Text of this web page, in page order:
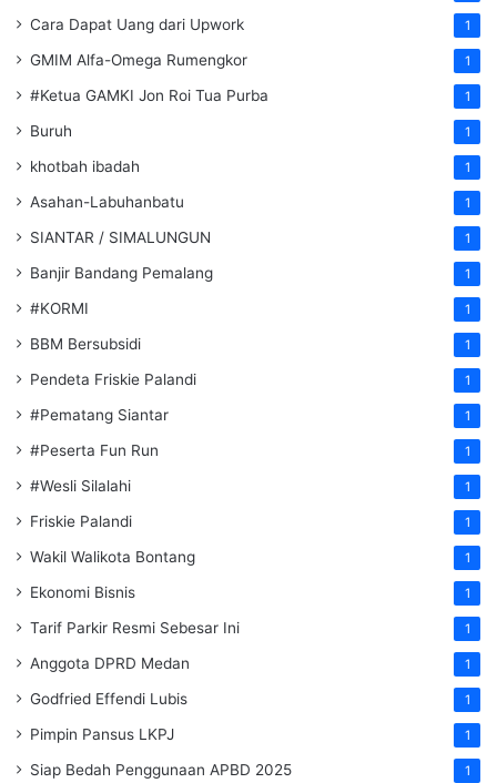
Cara Dapat Uang dari Upwork 1
GMIM Alfa-Omega Rumengkor 1
#Ketua GAMKI Jon Roi Tua Purba 1
Buruh 1
khotbah ibadah 1
Asahan-Labuhanbatu 1
SIANTAR / SIMALUNGUN 1
Banjir Bandang Pemalang 1
#KORMI 1
BBM Bersubsidi 1
Pendeta Friskie Palandi 1
#Pematang Siantar 1
#Peserta Fun Run 1
#Wesli Silalahi 1
Friskie Palandi 1
Wakil Walikota Bontang 1
Ekonomi Bisnis 1
Tarif Parkir Resmi Sebesar Ini 1
Anggota DPRD Medan 1
Godfried Effendi Lubis 1
Pimpin Pansus LKPJ 1
Siap Bedah Penggunaan APBD 2025 1